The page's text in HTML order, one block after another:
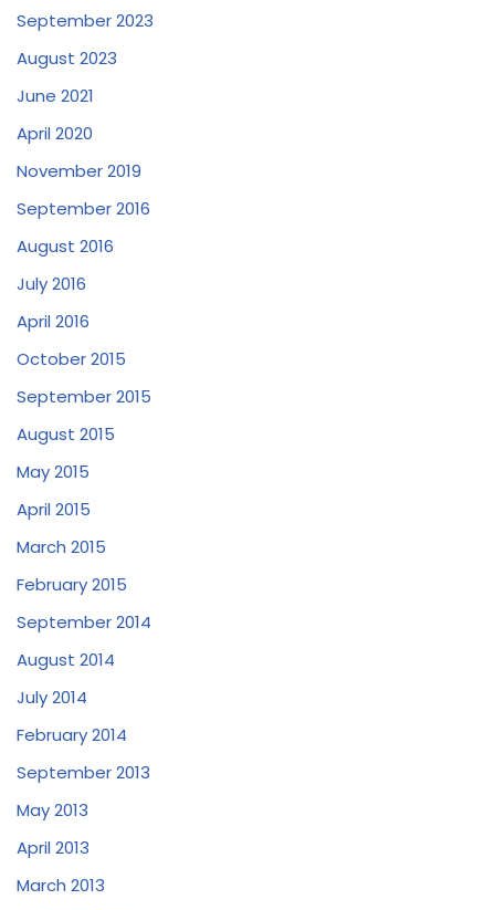
September 2023
August 2023
June 2021
April 2020
November 2019
September 2016
August 2016
July 2016
April 2016
October 2015
September 2015
August 2015
May 2015
April 2015
March 2015
February 2015
September 2014
August 2014
July 2014
February 2014
September 2013
May 2013
April 2013
March 2013